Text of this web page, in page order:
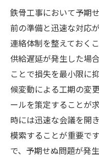
鉄骨工事において予期
前の準備と迅速な対応
連絡体制を整えておく
供給遅延が発生した場
ことで損失を最小限に
候変動による工期の変
ールを策定することが
時には迅速な会議を開
模索することが重要で
で、予期せぬ問題が発